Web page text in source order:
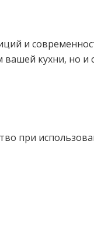
и
вашей кухни, но и
при